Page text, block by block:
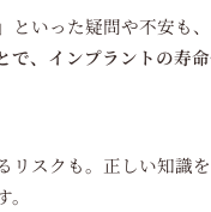
いった疑問や不安も、
で、インプラントの寿
スクも。正しい知識